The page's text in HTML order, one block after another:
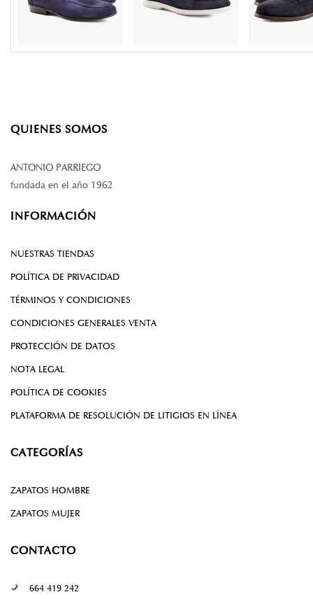
QUIENES SOMOS
ANTONIO PARRIEGO
fundada en el año 1962
INFORMACIÓN
NUESTRAS TIENDAS
POLÍTICA DE PRIVACIDAD
TÉRMINOS Y CONDICIONES
CONDICIONES GENERALES VENTA
PROTECCIÓN DE DATOS
NOTA LEGAL
POLÍTICA DE COOKIES
PLATAFORMA DE RESOLUCIÓN DE LITIGIOS EN LÍNEA
CATEGORÍAS
ZAPATOS HOMBRE
ZAPATOS MUJER
CONTACTO
664 419 242